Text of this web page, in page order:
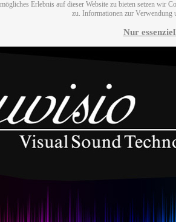
Erlebnis auf dieser Website zu bieten setzen wir
zu. Informationen zur Verwendung
Nur